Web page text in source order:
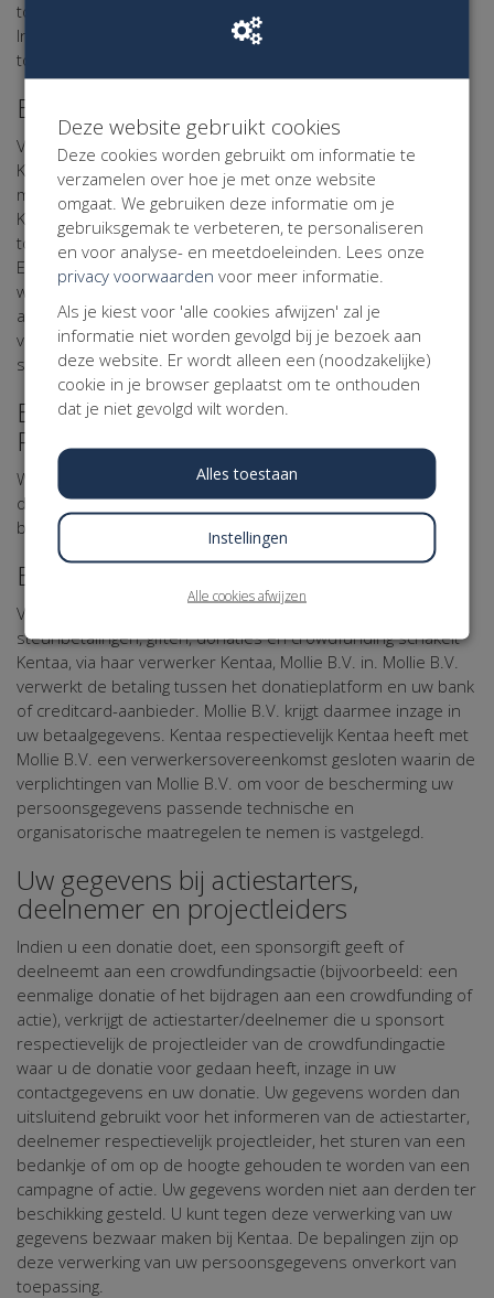
toestemming van een ouder of verzorger zijn afgegeven.
Indien die toestemming ontbreekt, zal Kentaa niet overgaan
tot verwerking van de persoonsgegevens.
Beveiliging van uw Persoonsgegevens
Voor de bescherming van uw persoonsgegevens heeft
Kentaa passende fysieke, technische en organisatorische
maatregelen getroffen. Via haar verwerker Kentaa maakt
Kentaa gebruik van een beveiligde server die uitsluitend
toegankelijk is voor personen die daartoe bevoegd zijn.
Eventuele gegevens die u op online formulieren invult
worden encrypted verzonden. Gegevens van deelnemers,
actiestarters, sponsors, donateurs, relaties, vrijwilligers,
vrienden en andere belangstellenden worden in beveiligde
systemen opgeslagen.
Bewaartermijn van uw
Persoonsgegevens
Wij bewaren uw gegevens niet langer dan noodzakelijk is om
de in dit Privacy Statement genoemde doeleinden te
bereiken.
Betaling
Voor het uitvoeren en verwerken van sponsoring,
steunbetalingen, giften, donaties en crowdfunding schakelt
Kentaa, via haar verwerker Kentaa, Mollie B.V. in. Mollie B.V.
verwerkt de betaling tussen het donatieplatform en uw bank
of creditcard-aanbieder. Mollie B.V. krijgt daarmee inzage in
uw betaalgegevens. Kentaa respectievelijk Kentaa heeft met
Mollie B.V. een verwerkersovereenkomst gesloten waarin de
verplichtingen van Mollie B.V. om voor de bescherming uw
persoonsgegevens passende technische en
organisatorische maatregelen te nemen is vastgelegd.
Uw gegevens bij actiestarters,
deelnemer en projectleiders
Indien u een donatie doet, een sponsorgift geeft of
deelneemt aan een crowdfundingsactie (bijvoorbeeld: een
eenmalige donatie of het bijdragen aan een crowdfunding of
actie), verkrijgt de actiestarter/deelnemer die u sponsort
respectievelijk de projectleider van de crowdfundingactie
waar u de donatie voor gedaan heeft, inzage in uw
contactgegevens en uw donatie. Uw gegevens worden dan
uitsluitend gebruikt voor het informeren van de actiestarter,
deelnemer respectievelijk projectleider, het sturen van een
bedankje of om op de hoogte gehouden te worden van een
campagne of actie. Uw gegevens worden niet aan derden ter
beschikking gesteld. U kunt tegen deze verwerking van uw
gegevens bezwaar maken bij Kentaa. De bepalingen zijn op
deze verwerking van uw persoonsgegevens onverkort van
toepassing.
Deze website gebruikt cookies
Deze cookies worden gebruikt om informatie te
verzamelen over hoe je met onze website
omgaat. We gebruiken deze informatie om je
gebruiksgemak te verbeteren, te personaliseren
en voor analyse- en meetdoeleinden. Lees onze
privacy voorwaarden voor meer informatie.
Als je kiest voor 'alle cookies afwijzen' zal je
informatie niet worden gevolgd bij je bezoek aan
deze website. Er wordt alleen een (noodzakelijke)
cookie in je browser geplaatst om te onthouden
dat je niet gevolgd wilt worden.
Alles toestaan
Instellingen
Alle cookies afwijzen